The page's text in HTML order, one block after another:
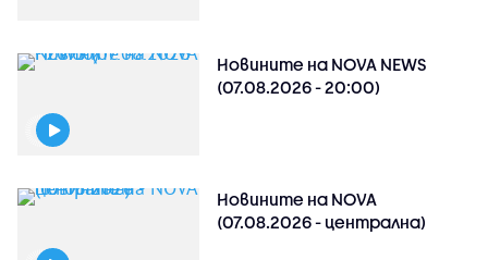
Новините на NOVA NEWS
(07.08.2026 - 20:00)
Новините на NOVA
(07.08.2026 - централна)